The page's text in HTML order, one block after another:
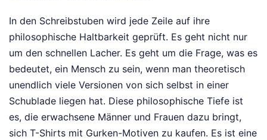
In den Schreibstuben wird jede Zeile auf ihre
philosophische Haltbarkeit geprüft. Es geht nicht nur
um den schnellen Lacher. Es geht um die Frage, was es
bedeutet, ein Mensch zu sein, wenn man theoretisch
unendlich viele Versionen von sich selbst in einer
Schublade liegen hat. Diese philosophische Tiefe ist
es, die erwachsene Männer und Frauen dazu bringt,
sich T-Shirts mit Gurken-Motiven zu kaufen. Es ist eine